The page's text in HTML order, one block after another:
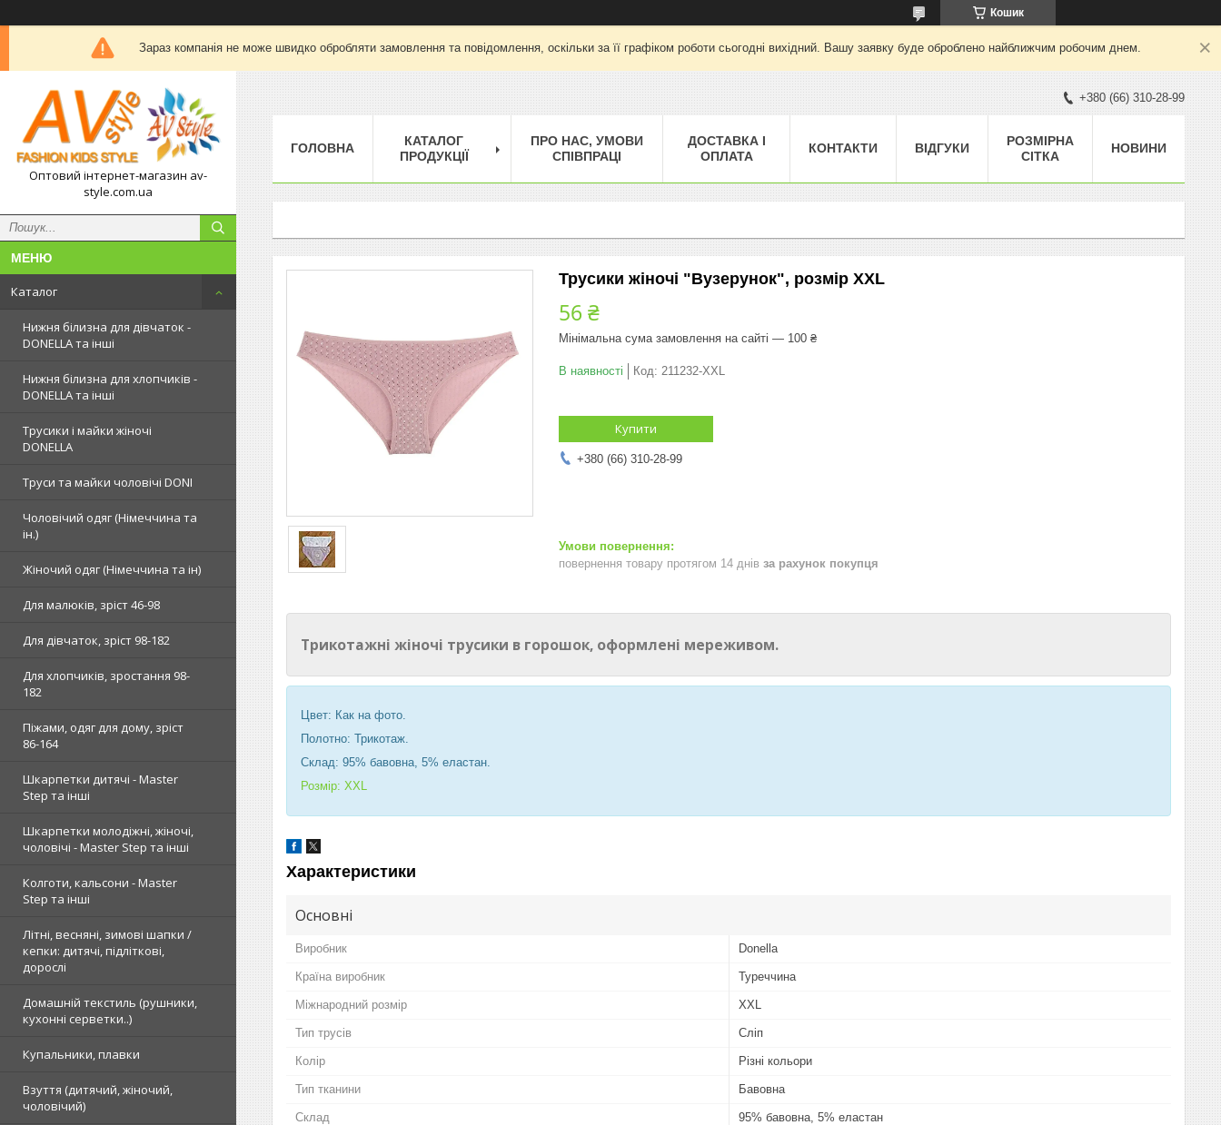
Кошик
Зараз компанія не може швидко обробляти замовлення та повідомлення, оскільки за її графіком роботи сьогодні вихідний. Вашу заявку буде оброблено найближчим робочим днем.
Оптовий інтернет-магазин av-
style.com.ua
Каталог
Нижня білизна для дівчаток -
DONELLA та інші
Нижня білизна для хлопчиків -
DONELLA та інші
Трусики і майки жіночі
DONELLA
Труси та майки чоловічі DONI
Чоловічий одяг (Німеччина та
ін.)
Жіночий одяг (Німеччина та ін)
Для малюків, зріст 46-98
Для дівчаток, зріст 98-182
Для хлопчиків, зростання 98-
182
Піжами, одяг для дому, зріст
86-164
Шкарпетки дитячі - Master
Step та інші
Шкарпетки молодіжні, жіночі,
чоловічі - Master Step та інші
Колготи, кальсони - Master
Step та інші
Літні, весняні, зимові шапки /
кепки: дитячі, підліткові,
дорослі
Домашній текстиль (рушники,
кухонні серветки..)
Купальники, плавки
Взуття (дитячий, жіночий,
чоловічий)
+380 (66) 310-28-99
ГОЛОВНА
КАТАЛОГ
ПРОДУКЦІЇ
ПРО НАС, УМОВИ
СПІВПРАЦІ
ДОСТАВКА І
ОПЛАТА
КОНТАКТИ ВІДГУКИ
РОЗМІРНА
СІТКА
НОВИНИ
Трусики жіночі "Вузерунок", розмір XXL
56 ₴
Мінімальна сума замовлення на сайті — 100 ₴
В наявності Код: 211232-XXL
Купити
+380 (66) 310-28-99
повернення товару протягом 14 днів за рахунок покупця
Трикотажні жіночі трусики в горошок, оформлені мереживом.
Цвет: Как на фото.
Полотно: Трикотаж.
Склад: 95% бавовна, 5% еластан.
Розмір: XXL
Характеристики
Основні
Виробник Donella
Країна виробник Туреччина
Міжнародний розмір XXL
Тип трусів Сліп
Колір Різні кольори
Тип тканини Бавовна
Склад 95% бавовна, 5% еластан